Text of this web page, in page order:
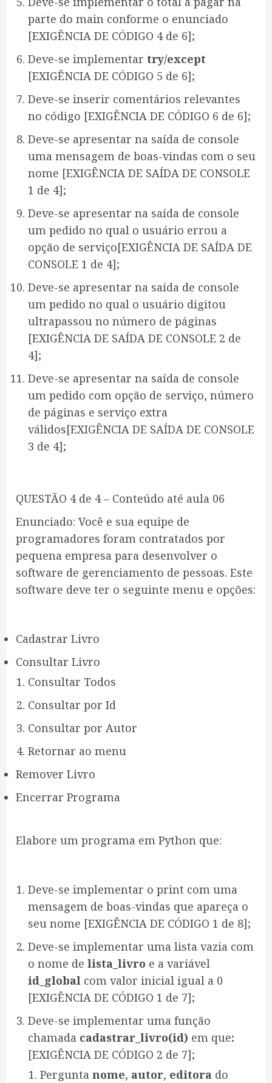
parte do main conforme o enunciado
[EXIGÊNCIA DE CÓDIGO 4 de 6];
Deve-se implementar try/except
[EXIGÊNCIA DE CÓDIGO 5 de 6];
Deve-se inserir comentários relevantes
no código [EXIGÊNCIA DE CÓDIGO 6 de 6];
Deve-se apresentar na saída de console
uma mensagem de boas-vindas com o seu
nome [EXIGÊNCIA DE SAÍDA DE CONSOLE
1 de 4];
Deve-se apresentar na saída de console
um pedido no qual o usuário errou a
opção de serviço[EXIGÊNCIA DE SAÍDA DE
CONSOLE 1 de 4];
Deve-se apresentar na saída de console
um pedido no qual o usuário digitou
ultrapassou no número de páginas
[EXIGÊNCIA DE SAÍDA DE CONSOLE 2 de
4];
Deve-se apresentar na saída de console
um pedido com opção de serviço, número
de páginas e serviço extra
válidos[EXIGÊNCIA DE SAÍDA DE CONSOLE
3 de 4];
QUESTÃO 4 de 4 – Conteúdo até aula 06
Enunciado: Você e sua equipe de
programadores foram contratados por
pequena empresa para desenvolver o
software de gerenciamento de pessoas. Este
software deve ter o seguinte menu e opções:
Cadastrar Livro
Consultar Livro
Consultar Todos
Consultar por Id
Consultar por Autor
Retornar ao menu
Remover Livro
Encerrar Programa
Elabore um programa em Python que:
Deve-se implementar o print com uma
mensagem de boas-vindas que apareça o
seu nome [EXIGÊNCIA DE CÓDIGO 1 de 8];
Deve-se implementar uma lista vazia com
o nome de lista_livro e a variável
id_global com valor inicial igual a 0
[EXIGÊNCIA DE CÓDIGO 1 de 7];
Deve-se implementar uma função
chamada cadastrar_livro(id) em que:
[EXIGÊNCIA DE CÓDIGO 2 de 7];
Pergunta nome, autor, editora do